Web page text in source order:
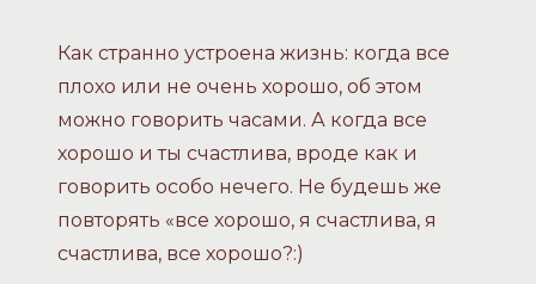
Как странно устроена жизнь: когда все
плохо или не очень хорошо, об этом
можно говорить часами. А когда все
хорошо и ты счастлива, вроде как и
говорить особо нечего. Не будешь же
повторять «все хорошо, я счастлива, я
счастлива, все хорошо?:)